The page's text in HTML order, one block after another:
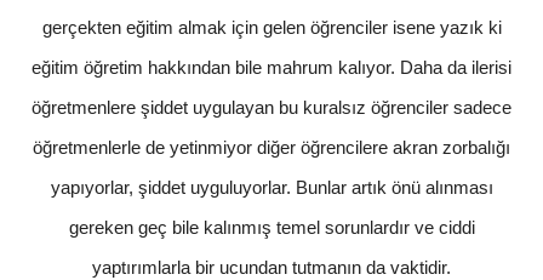
gerçekten eğitim almak için gelen öğrenciler isene yazık ki
eğitim öğretim hakkından bile mahrum kalıyor. Daha da ilerisi
öğretmenlere şiddet uygulayan bu kuralsız öğrenciler sadece
öğretmenlerle de yetinmiyor diğer öğrencilere akran zorbalığı
yapıyorlar, şiddet uyguluyorlar. Bunlar artık önü alınması
gereken geç bile kalınmış temel sorunlardır ve ciddi
yaptırımlarla bir ucundan tutmanın da vaktidir.